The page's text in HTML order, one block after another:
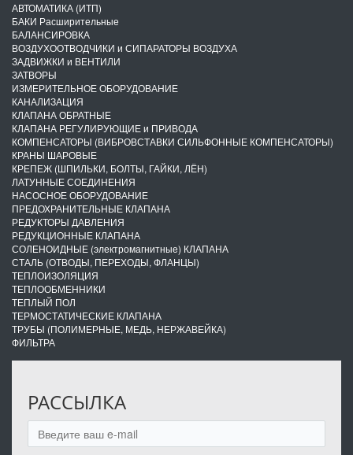
АВТОМАТИКА (ИТП)
БАКИ Расширительные
БАЛАНСИРОВКА
ВОЗДУХООТВОДЧИКИ и СИПАРАТОРЫ ВОЗДУХА
ЗАДВИЖКИ и ВЕНТИЛИ
ЗАТВОРЫ
ИЗМЕРИТЕЛЬНОЕ ОБОРУДОВАНИЕ
КАНАЛИЗАЦИЯ
КЛАПАНА ОБРАТНЫЕ
КЛАПАНА РЕГУЛИРУЮЩИЕ и ПРИВОДА
КОМПЕНСАТОРЫ (ВИБРОВСТАВКИ СИЛЬФОННЫЕ КОМПЕНСАТОРЫ)
КРАНЫ ШАРОВЫЕ
КРЕПЕЖ (ШПИЛЬКИ, БОЛТЫ, ГАЙКИ, ЛЁН)
ЛАТУННЫЕ СОЕДИНЕНИЯ
НАСОСНОЕ ОБОРУДОВАНИЕ
ПРЕДОХРАНИТЕЛЬНЫЕ КЛАПАНА
РЕДУКТОРЫ ДАВЛЕНИЯ
РЕДУКЦИОННЫЕ КЛАПАНА
СОЛЕНОИДНЫЕ (электромагнитные) КЛАПАНА
СТАЛЬ (ОТВОДЫ, ПЕРЕХОДЫ, ФЛАНЦЫ)
ТЕПЛОИЗОЛЯЦИЯ
ТЕПЛООБМЕННИКИ
ТЕПЛЫЙ ПОЛ
ТЕРМОСТАТИЧЕСКИЕ КЛАПАНА
ТРУБЫ (ПОЛИМЕРНЫЕ, МЕДЬ, НЕРЖАВЕЙКА)
ФИЛЬТРА
РАССЫЛКА